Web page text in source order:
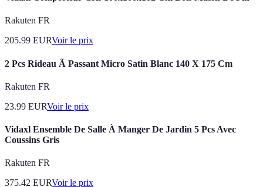
Rakuten FR
205.99 EURVoir le prix
2 Pcs Rideau Ã Passant Micro Satin Blanc 140 X 175 Cm
Rakuten FR
23.99 EURVoir le prix
Vidaxl Ensemble De Salle À Manger De Jardin 5 Pcs Avec
Coussins Gris
Rakuten FR
375.42 EURVoir le prix